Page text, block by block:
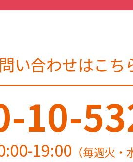
い合わせはこち
10-
19:00 （毎週火